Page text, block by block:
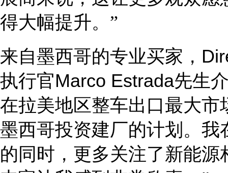
得大幅提升。 ”
来自墨西哥的专业买家，
执行官Marco Estrada先生
在拉美地区整车出口最大市
墨西哥投资建厂的计划。我
的同时，更多关注了新能